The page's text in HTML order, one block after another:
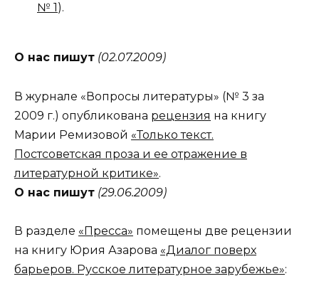
№ 1 ).
О нас пишут (02.07.2009)
В журнале «Вопросы литературы» (№ 3 за
2009 г.) опубликована рецензия на книгу
Марии Ремизовой «Только текст.
Постсоветская проза и ее отражение в
литературной критике».
О нас пишут (29.06.2009)
В разделе «Пресса» помещены две рецензии
на книгу Юрия Азарова «Диалог поверх
барьеров. Русское литературное зарубежье»: